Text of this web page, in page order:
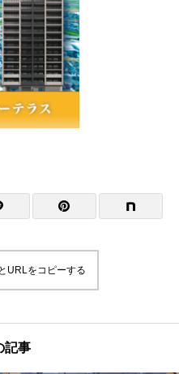
URLをコピーする
記事